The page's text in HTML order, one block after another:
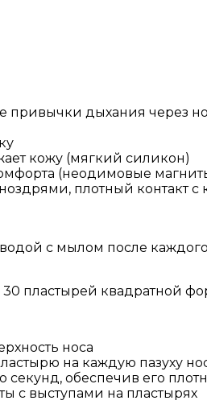
привычки дыхания через
кожу (мягкий силикон)
(неодимовые
плотный контакт с
с мылом после
30 пластырей квадратной
носа
на каждую пазуху
обеспечив его
с выступами на пластырях